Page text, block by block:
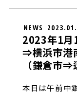
NEWS
2023年1月
⇒横浜市港
（鎌倉市⇒
本日は午前中